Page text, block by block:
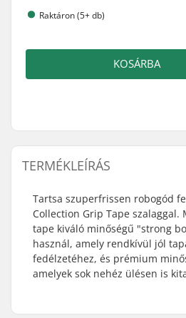
Raktáron (5+ db)
KOSÁRBA
TERMÉKLEÍRÁS
Tartsa szuperfrissen robogód
Collection Grip Tape szalaggal.
tape kiváló minőségű "strong
használ, amely rendkívül jól
fedélzetéhez, és prémium
amelyek sok nehéz ülésen is